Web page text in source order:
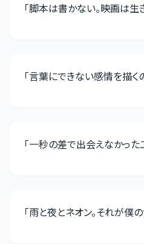
「脚本は書かない。映画は生
「言葉にできない感情を描く
「一秒の差で出会えなかっ
「雨と夜とネオン。それが僕